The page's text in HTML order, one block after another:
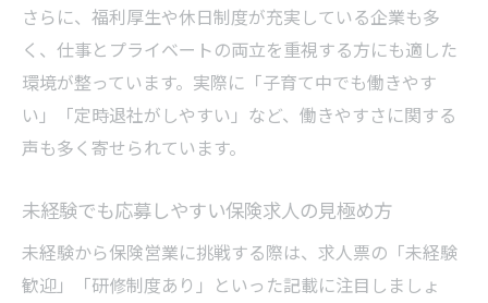
介
保険求人で理想の働き方を実現するポイン
ト
営業未経験からキャリアアップする秘訣と
は
保険求人で叶える自分らしい成長ストーリ
ー
さらに、福利厚生や休日制度が充実している企業も多
く、仕事とプライベートの両立を重視する方にも適した
環境が整っています。実際に「子育て中でも働きやす
い」「定時退社がしやすい」など、働きやすさに関する
声も多く寄せられています。
未経験でも応募しやすい保険求人の見極め方
未経験から保険営業に挑戦する際は、求人票の「未経験
歓迎」「研修制度あり」といった記載に注目しましょ